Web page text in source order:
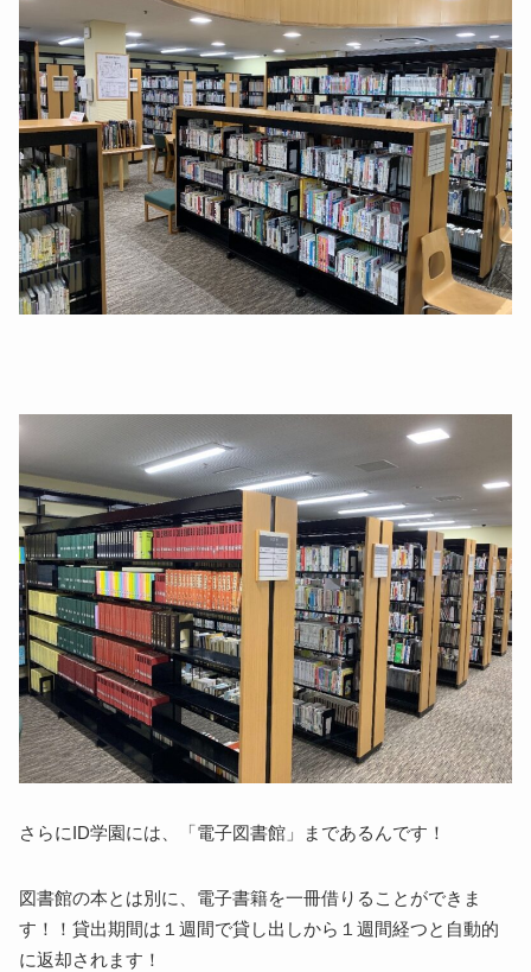
さらにID学園には、「電子図書館」まであるんです！
図書館の本とは別に、電子書籍を一冊借りることができま
す！！貸出期間は１週間で貸し出しから１週間経つと自動的
に返却されます！